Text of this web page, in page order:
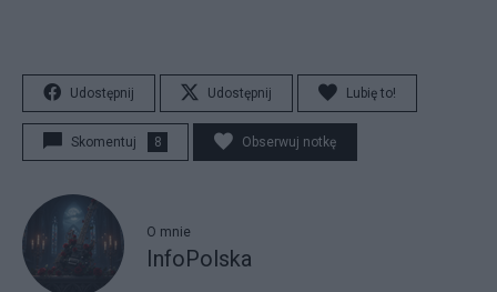
Udostępnij Udostępnij Lubię to!
Skomentuj 8 Obserwuj notkę
O mnie
InfoPolska